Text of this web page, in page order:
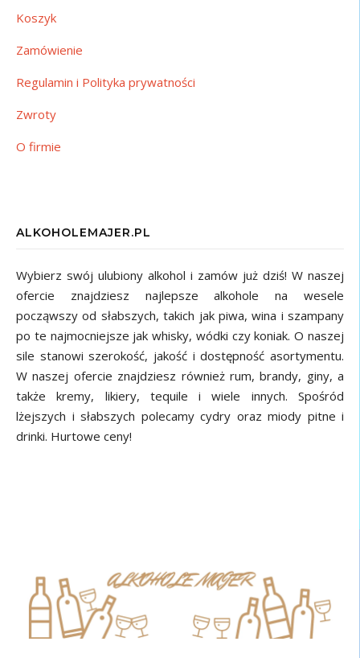
Koszyk
Zamówienie
Regulamin i Polityka prywatności
Zwroty
O firmie
ALKOHOLEMAJER.PL
Wybierz swój ulubiony alkohol i zamów już dziś! W naszej
ofercie znajdziesz najlepsze alkohole na wesele
począwszy od słabszych, takich jak piwa, wina i szampany
po te najmocniejsze jak whisky, wódki czy koniak. O naszej
sile stanowi szerokość, jakość i dostępność asortymentu.
W naszej ofercie znajdziesz również rum, brandy, giny, a
także kremy, likiery, tequile i wiele innych. Spośród
lżejszych i słabszych polecamy cydry oraz miody pitne i
drinki. Hurtowe ceny!